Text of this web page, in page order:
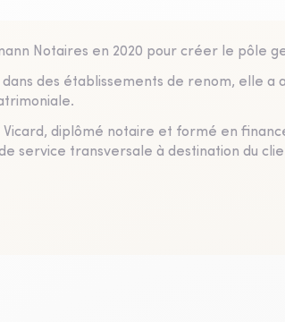
Notaires en 2020 pour créer le pôle
des établissements de renom, elle a
diplômé notaire et formé en
service transversale à destination du